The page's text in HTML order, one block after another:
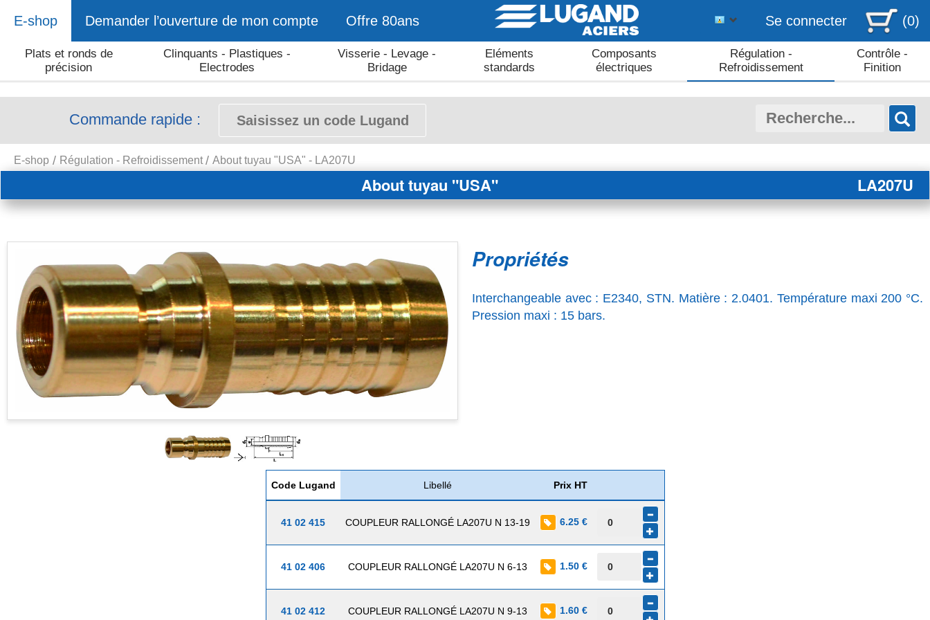
E-shop Demander l’ouverture de mon compte Offre 80ans Se connecter (0)
Plats et ronds de
précision
Clinquants - Plastiques -
Electrodes
Visserie - Levage -
Bridage
Eléments
standards
Composants
électriques
Régulation -
Refroidissement
Contrôle -
Finition
Commande rapide :
E-shop Régulation - Refroidissement About tuyau "USA" - LA207U
About tuyau "USA" LA207U
Propriétés
Interchangeable avec : E2340, STN. Matière : 2.0401. Température maxi 200 °C.
Pression maxi : 15 bars.
Code Lugand Libellé Prix HT
41 02 415 COUPLEUR RALLONGÉ LA207U N 13-19 6.25 €
41 02 406 COUPLEUR RALLONGÉ LA207U N 6-13 1.50 €
41 02 412 COUPLEUR RALLONGÉ LA207U N 9-13 1.60 €